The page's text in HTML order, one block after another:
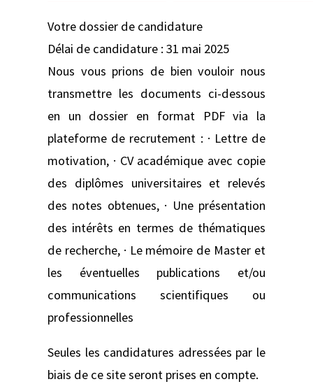
Votre dossier de candidature
Délai de candidature : 31 mai 2025
Nous vous prions de bien vouloir nous
transmettre les documents ci-dessous
en un dossier en format PDF via la
plateforme de recrutement : · Lettre de
motivation, · CV académique avec copie
des diplômes universitaires et relevés
des notes obtenues, · Une présentation
des intérêts en termes de thématiques
de recherche, · Le mémoire de Master et
les éventuelles publications et/ou
communications scientifiques ou
professionnelles
Seules les candidatures adressées par le
biais de ce site seront prises en compte.